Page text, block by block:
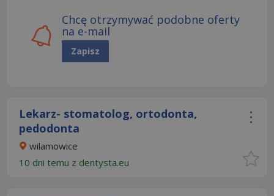
Chcę otrzymywać podobne oferty
na e-mail
Zapisz
Lekarz- stomatolog, ortodonta,
pedodonta
wilamowice
10 dni temu z dentysta.eu